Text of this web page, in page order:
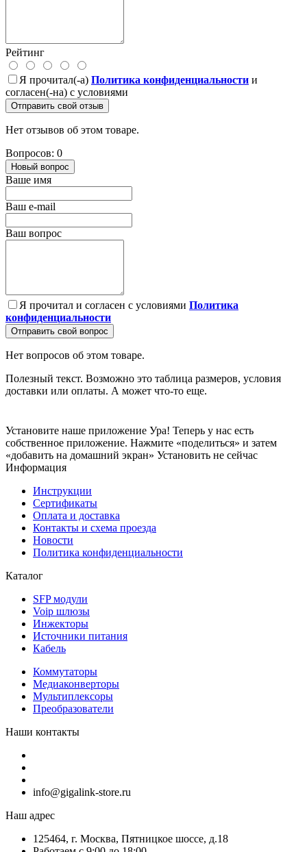
Рейтинг
Я прочитал(-а) Политика конфиденциальности и
согласен(-на) с условиями
Отправить свой отзыв
Нет отзывов об этом товаре.
Вопросов: 0
Новый вопрос
Ваше имя
Ваш e-mail
Ваш вопрос
Я прочитал и согласен с условиями Политика
конфиденциальности
Отправить свой вопрос
Нет вопросов об этом товаре.
Полезный текст. Возможно это таблица размеров, условия
доставки или оплаты. А может что-то еще.
Установите наше приложение Ура! Теперь у нас есть
собственное приложение. Нажмите «поделиться» и затем
«добавить на домашний экран» Установить не сейчас
Информация
Инструкции
Сертификаты
Оплата и доставка
Контакты и схема проезда
Новости
Политика конфиденциальности
Каталог
SFP модули
Voip шлюзы
Инжекторы
Источники питания
Кабель
Коммутаторы
Медиаконверторы
Мультиплексоры
Преобразователи
Наши контакты
info@gigalink-store.ru
Наш адрес
125464, г. Москва, Пятницкое шоссе, д.18